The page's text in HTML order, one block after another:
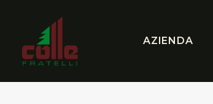
AZIENDA